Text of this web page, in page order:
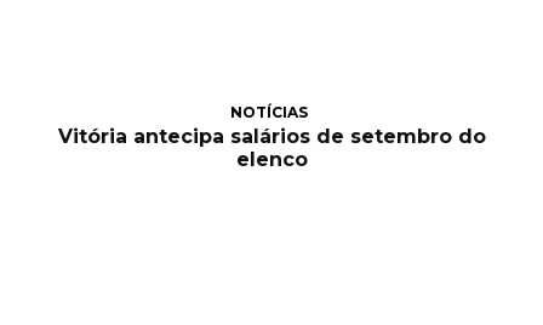
NOTÍCIAS
Vitória antecipa salários de setembro do
elenco